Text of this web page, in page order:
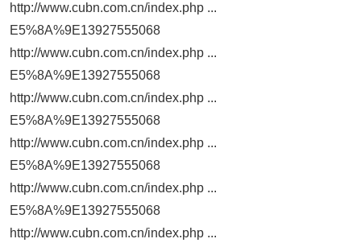
http://www.cubn.com.cn/index.php ...
E5%8A%9E13927555068
http://www.cubn.com.cn/index.php ...
E5%8A%9E13927555068
http://www.cubn.com.cn/index.php ...
E5%8A%9E13927555068
http://www.cubn.com.cn/index.php ...
E5%8A%9E13927555068
http://www.cubn.com.cn/index.php ...
E5%8A%9E13927555068
http://www.cubn.com.cn/index.php ...